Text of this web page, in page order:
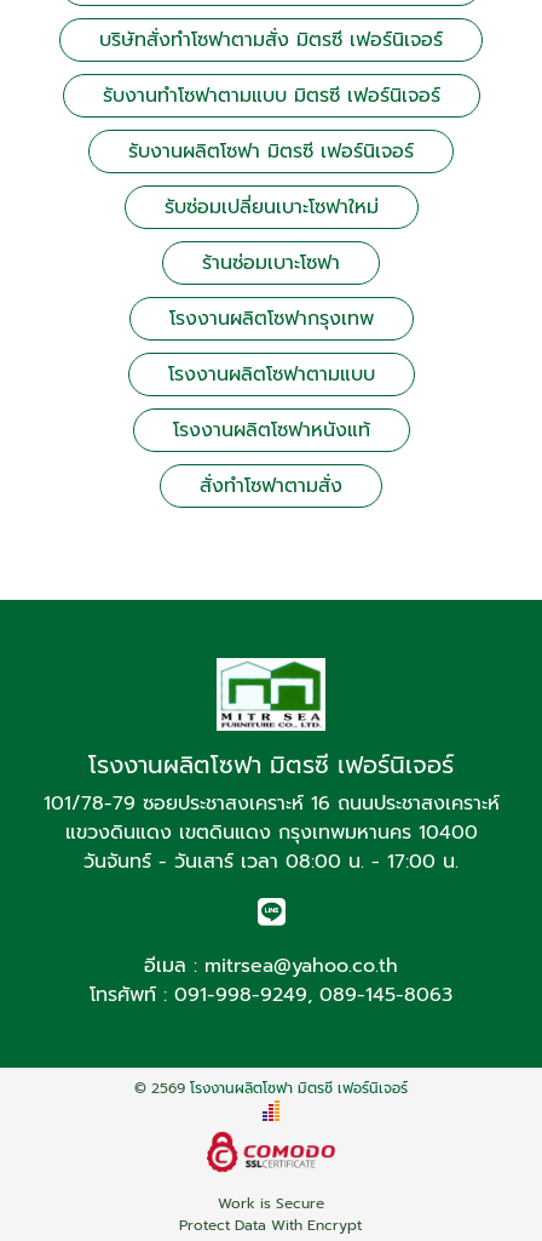
บริษัทสั่งทำโซฟาตามสั่ง มิตรซี เฟอร์นิเจอร์
รับงานทำโซฟาตามแบบ มิตรซี เฟอร์นิเจอร์
รับงานผลิตโซฟา มิตรซี เฟอร์นิเจอร์
รับซ่อมเปลี่ยนเบาะโซฟาใหม่
ร้านซ่อมเบาะโซฟา
โรงงานผลิตโซฟากรุงเทพ
โรงงานผลิตโซฟาตามแบบ
โรงงานผลิตโซฟาหนังแท้
สั่งทำโซฟาตามสั่ง
โรงงานผลิตโซฟา มิตรซี เฟอร์นิเจอร์
101/78-79 ซอยประชาสงเคราะห์ 16 ถนนประชาสงเคราะห์
แขวงดินแดง เขตดินแดง กรุงเทพมหานคร 10400
วันจันทร์ - วันเสาร์ เวลา 08:00 น. - 17:00 น.
อีเมล : mitrsea@yahoo.co.th
โทรศัพท์ : 091-998-9249, 089-145-8063
© 2569 โรงงานผลิตโซฟา มิตรซี เฟอร์นิเจอร์
Work is Secure
Protect Data With Encrypt